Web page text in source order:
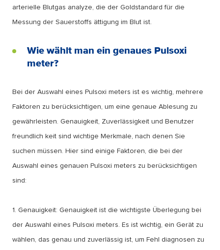
arterielle Blutgas analyze, die der Goldstandard für die
Messung der Sauerstoffs ättigung im Blut ist.
Wie wählt man ein genaues Pulsoxi
meter?
Bei der Auswahl eines Pulsoxi meters ist es wichtig, mehrere
Faktoren zu berücksichtigen, um eine genaue Ablesung zu
gewährleisten. Genauigkeit, Zuverlässigkeit und Benutzer
freundlich keit sind wichtige Merkmale, nach denen Sie
suchen müssen. Hier sind einige Faktoren, die bei der
Auswahl eines genauen Pulsoxi meters zu berücksichtigen
sind:
1. Genauigkeit: Genauigkeit ist die wichtigste Überlegung bei
der Auswahl eines Pulsoxi meters. Es ist wichtig, ein Gerät zu
wählen, das genau und zuverlässig ist, um Fehl diagnosen zu